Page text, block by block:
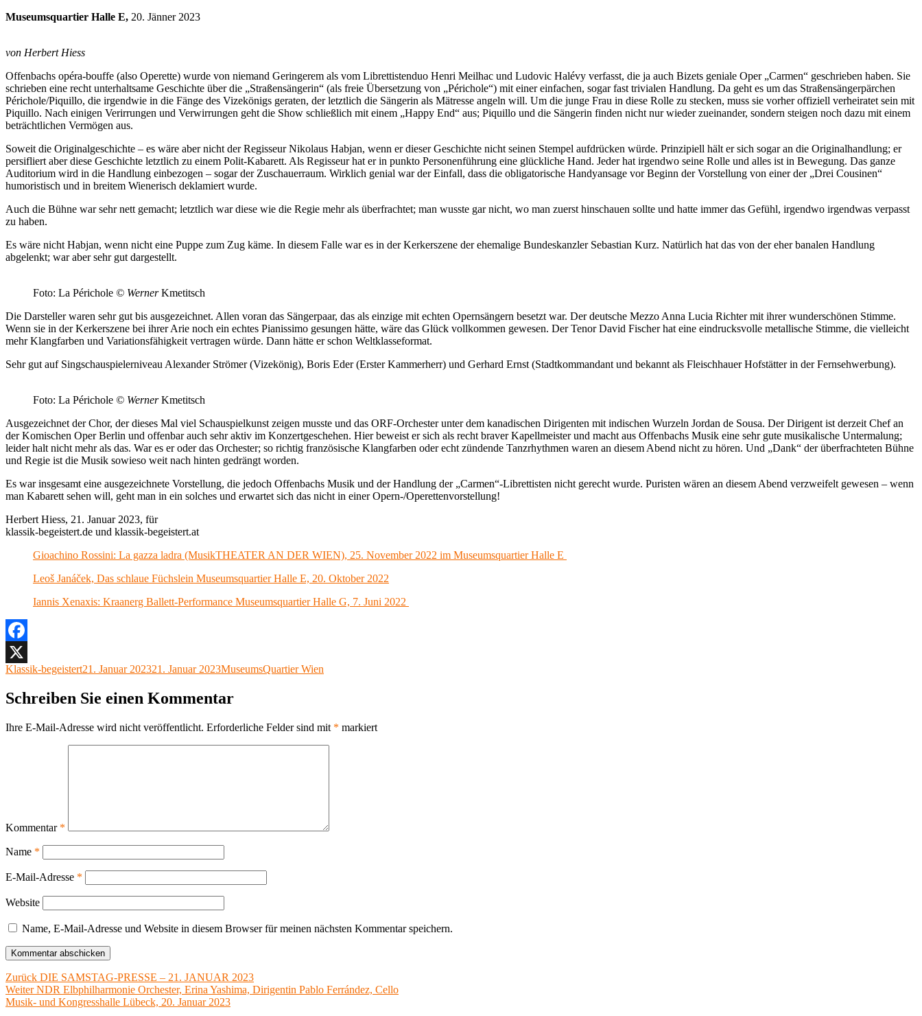
Museumsquartier Halle E, 20. Jänner 2023
von Herbert Hiess
Offenbachs opéra-bouffe (also Operette) wurde von niemand Geringerem als vom Librettistenduo Henri Meilhac und Ludovic Halévy verfasst, die ja auch Bizets geniale Oper „Carmen“ geschrieben haben. Sie
schrieben eine recht unterhaltsame Geschichte über die „Straßensängerin“ (als freie Übersetzung von „Périchole“) mit einer einfachen, sogar fast trivialen Handlung. Da geht es um das Straßensängerpärchen
Périchole/Piquillo, die irgendwie in die Fänge des Vizekönigs geraten, der letztlich die Sängerin als Mätresse angeln will. Um die junge Frau in diese Rolle zu stecken, muss sie vorher offiziell verheiratet sein mit
Piquillo. Nach einigen Verirrungen und Verwirrungen geht die Show schließlich mit einem „Happy End“ aus; Piquillo und die Sängerin finden nicht nur wieder zueinander, sondern steigen noch dazu mit einem
beträchtlichen Vermögen aus.
Soweit die Originalgeschichte – es wäre aber nicht der Regisseur Nikolaus Habjan, wenn er dieser Geschichte nicht seinen Stempel aufdrücken würde. Prinzipiell hält er sich sogar an die Originalhandlung; er
persifliert aber diese Geschichte letztlich zu einem Polit-Kabarett. Als Regisseur hat er in punkto Personenführung eine glückliche Hand. Jeder hat irgendwo seine Rolle und alles ist in Bewegung. Das ganze
Auditorium wird in die Handlung einbezogen – sogar der Zuschauerraum. Wirklich genial war der Einfall, dass die obligatorische Handyansage vor Beginn der Vorstellung von einer der „Drei Cousinen“
humoristisch und in breitem Wienerisch deklamiert wurde.
Auch die Bühne war sehr nett gemacht; letztlich war diese wie die Regie mehr als überfrachtet; man wusste gar nicht, wo man zuerst hinschauen sollte und hatte immer das Gefühl, irgendwo irgendwas verpasst
zu haben.
Es wäre nicht Habjan, wenn nicht eine Puppe zum Zug käme. In diesem Falle war es in der Kerkerszene der ehemalige Bundeskanzler Sebastian Kurz. Natürlich hat das von der eher banalen Handlung
abgelenkt; war aber sehr gut dargestellt.
Foto: La Périchole © WernerKmetitsch
Die Darsteller waren sehr gut bis ausgezeichnet. Allen voran das Sängerpaar, das als einzige mit echten Opernsängern besetzt war. Der deutsche Mezzo Anna Lucia Richter mit ihrer wunderschönen Stimme.
Wenn sie in der Kerkerszene bei ihrer Arie noch ein echtes Pianissimo gesungen hätte, wäre das Glück vollkommen gewesen. Der Tenor David Fischer hat eine eindrucksvolle metallische Stimme, die vielleicht
mehr Klangfarben und Variationsfähigkeit vertragen würde. Dann hätte er schon Weltklasseformat.
Sehr gut auf Singschauspielerniveau Alexander Strömer (Vizekönig), Boris Eder (Erster Kammerherr) und Gerhard Ernst (Stadtkommandant und bekannt als Fleischhauer Hofstätter in der Fernsehwerbung).
Foto: La Périchole © WernerKmetitsch
Ausgezeichnet der Chor, der dieses Mal viel Schauspielkunst zeigen musste und das ORF-Orchester unter dem kanadischen Dirigenten mit indischen Wurzeln Jordan de Sousa. Der Dirigent ist derzeit Chef an
der Komischen Oper Berlin und offenbar auch sehr aktiv im Konzertgeschehen. Hier beweist er sich als recht braver Kapellmeister und macht aus Offenbachs Musik eine sehr gute musikalische Untermalung;
leider halt nicht mehr als das. War es er oder das Orchester; so richtig französische Klangfarben oder echt zündende Tanzrhythmen waren an diesem Abend nicht zu hören. Und „Dank“ der überfrachteten Bühne
und Regie ist die Musik sowieso weit nach hinten gedrängt worden.
Es war insgesamt eine ausgezeichnete Vorstellung, die jedoch Offenbachs Musik und der Handlung der „Carmen“-Librettisten nicht gerecht wurde. Puristen wären an diesem Abend verzweifelt gewesen – wenn
man Kabarett sehen will, geht man in ein solches und erwartet sich das nicht in einer Opern-/Operettenvorstellung!
Herbert Hiess, 21. Januar 2023, für
klassik-begeistert.de und klassik-begeistert.at
Gioachino Rossini: La gazza ladra (MusikTHEATER AN DER WIEN), 25. November 2022 im Museumsquartier Halle E
Leoš Janáček, Das schlaue Füchslein Museumsquartier Halle E, 20. Oktober 2022
Iannis Xenaxis: Kraanerg Ballett-Performance Museumsquartier Halle G, 7. Juni 2022
Facebook
X
Autor
Klassik-begeistertVeröffentlicht
21. Januar 202321. Januar 2023Kategorien
MuseumsQuartier Wien
Schreiben Sie einen Kommentar
Ihre E-Mail-Adresse wird nicht veröffentlicht. Erforderliche Felder sind mit * markiert
Kommentar *
Name *
E-Mail-Adresse *
Website
Name, E-Mail-Adresse und Website in diesem Browser für meinen nächsten Kommentar speichern.
Beitragsnavigation
Zurück Vorheriger
Beitrag:
DIE SAMSTAG-PRESSE – 21. JANUAR 2023
Weiter Nächster
Beitrag:
NDR Elbphilharmonie Orchester, Erina Yashima, Dirigentin Pablo Ferrández, Cello
Musik- und Kongresshalle Lübeck, 20. Januar 2023